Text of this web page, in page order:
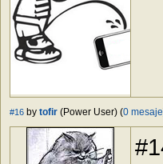
#16 by tofir (Power User) (0 mesaje